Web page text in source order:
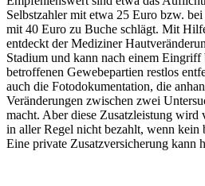
Selbstzahler mit etwa 25 Euro bzw.
mit 40 Euro zu Buche schlägt. Mit
entdeckt der Mediziner
Stadium und kann nach einem Eingriff
betroffenen Gewebepartien restlos
auch die Fotodokumentation, die
Veränderungen zwischen zwei
macht. Aber diese Zusatzleistung wird
in aller Regel nicht bezahlt, wenn kein
Eine private Zusatzversicherung kann